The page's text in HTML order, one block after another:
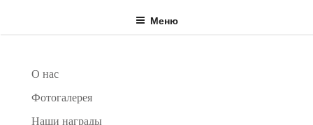
Меню
О нас
Фотогалерея
Наши награды